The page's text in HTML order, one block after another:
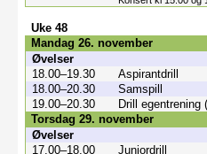
Uke 48
Mandag 26. november
Øvelser
18.00–19.30
Aspirantdrill
18.00–20.30
Samspill
19.00–20.30
Drill egentrening
Torsdag 29. november
Øvelser
17.00–18.00
Juniordrill